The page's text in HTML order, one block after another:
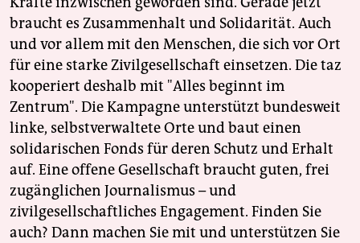
braucht es Zusammenhalt und Solidarität. Auch
und vor allem mit den Menschen, die sich vor Ort
für eine starke Zivilgesellschaft einsetzen. Die taz
kooperiert deshalb mit "Alles beginnt im
Zentrum". Die Kampagne unterstützt bundesweit
linke, selbstverwaltete Orte und baut einen
solidarischen Fonds für deren Schutz und Erhalt
auf. Eine offene Gesellschaft braucht guten, frei
zugänglichen Journalismus – und
zivilgesellschaftliches Engagement. Finden Sie
auch? Dann machen Sie mit und unterstützen Sie